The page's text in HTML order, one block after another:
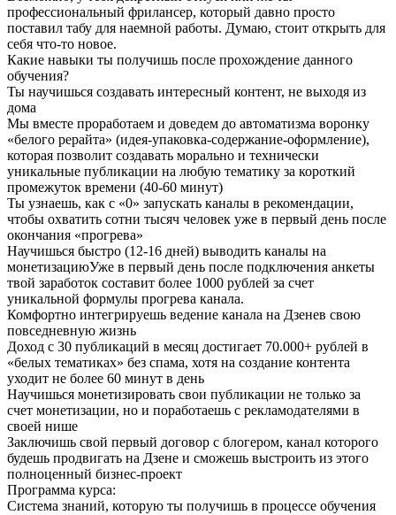
профессиональный фрилансер, который давно просто
поставил табу для наемной работы. Думаю, стоит открыть для
себя что-то новое.
Какие навыки ты получишь после прохождение данного
обучения?
Ты научишься создавать интересный контент, не выходя из
дома
Мы вместе проработаем и доведем до автоматизма воронку
«белого рерайта» (идея-упаковка-содержание-оформление),
которая позволит создавать морально и технически
уникальные публикации на любую тематику за короткий
промежуток времени (40-60 минут)
Ты узнаешь, как с «0» запускать каналы в рекомендации,
чтобы охватить сотни тысяч человек уже в первый день после
окончания «прогрева»
Научишься быстро (12-16 дней) выводить каналы на
монетизациюУже в первый день после подключения анкеты
твой заработок составит более 1000 рублей за счет
уникальной формулы прогрева канала.
Комфортно интегрируешь ведение канала на Дзенев свою
повседневную жизнь
Доход с 30 публикаций в месяц достигает 70.000+ рублей в
«белых тематиках» без спама, хотя на создание контента
уходит не более 60 минут в день
Научишься монетизировать свои публикации не только за
счет монетизации, но и поработаешь с рекламодателями в
своей нише
Заключишь свой первый договор с блогером, канал которого
будешь продвигать на Дзене и сможешь выстроить из этого
полноценный бизнес-проект
Программа курса:
Система знаний, которую ты получишь в процессе обучения